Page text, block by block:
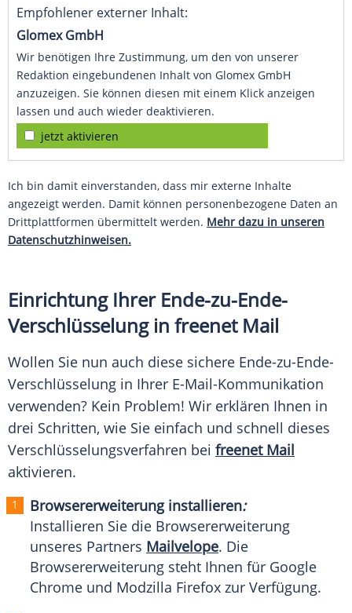
Empfohlener externer Inhalt:
Glomex GmbH
Wir benötigen Ihre Zustimmung, um den von unserer
Redaktion eingebundenen Inhalt von Glomex GmbH
anzuzeigen. Sie können diesen mit einem Klick anzeigen
lassen und auch wieder deaktivieren.
jetzt aktivieren
Ich bin damit einverstanden, dass mir externe Inhalte
angezeigt werden. Damit können personenbezogene Daten an
Drittplattformen übermittelt werden. Mehr dazu in unseren
Datenschutzhinweisen.
Einrichtung Ihrer Ende-zu-Ende-
Verschlüsselung in freenet Mail
Wollen Sie nun auch diese sichere Ende-zu-Ende-
Verschlüsselung in Ihrer E-Mail-Kommunikation
verwenden? Kein Problem! Wir erklären Ihnen in
drei Schritten, wie Sie einfach und schnell dieses
Verschlüsselungsverfahren bei freenet Mail
aktivieren.
Browsererweiterung installieren:
Installieren Sie die Browsererweiterung
unseres Partners Mailvelope. Die
Browsererweiterung steht Ihnen für Google
Chrome und Modzilla Firefox zur Verfügung.